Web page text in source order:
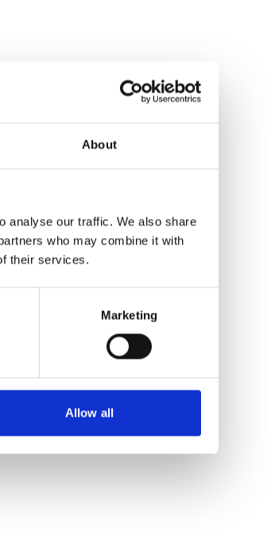
About
analyse our traffic. We also share
who may combine it with
their services.
Marketing
Allow all